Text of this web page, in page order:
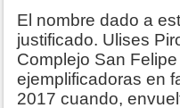
El nombre dado a
justificado. Ulises
Complejo San
ejemplificadoras en
2017 cuando,